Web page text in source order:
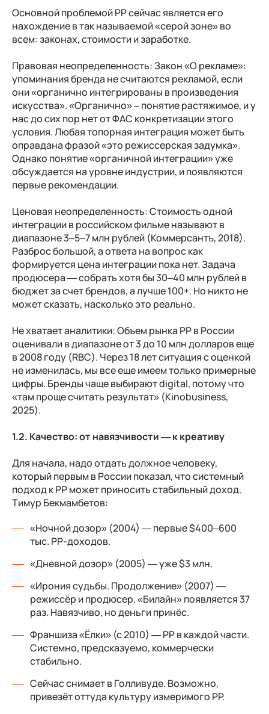
Основной проблемой PP сейчас является его
нахождение в так называемой «серой зоне» во
всем: законах, стоимости и заработке.
Правовая неопределенность:Закон «О рекламе»:
упоминания бренда не считаются рекламой, если
они «органично интегрированы в произведения
искусства». «Органично» – понятие растяжимое, и у
нас до сих пор нет от ФАС конкретизации этого
условия. Любая топорная интеграция может быть
оправдана фразой «это режиссерская задумка».
Однако понятие «органичной интеграции» уже
обсуждается на уровне индустрии, и появляются
первые рекомендации.
Ценовая неопределенность:Стоимость одной
интеграции в российском фильме называют в
диапазоне 3–5–7 млн рублей (Коммерсантъ, 2018).
Разброс большой, а ответа на вопрос как
формируется цена интеграции пока нет. Задача
продюсера — собрать хотя бы 30–40 млн рублей в
бюджет за счет брендов, а лучше 100+. Но никто не
может сказать, насколько это реально.
Не хватает аналитики:Объем рынка PP в России
оценивали в диапазоне от 3 до 10 млн долларов еще
в 2008 году (RBC). Через 18 лет ситуация с оценкой
не изменилась, мы все еще имеем только примерные
цифры. Бренды чаще выбирают digital, потому что
«там проще считать результат» (Kinobusiness,
2025).
1.2. Качество: от навязчивости — к креативу
Для начала, надо отдать должное человеку,
который первым в России показал, что системный
подход к РР может приносить стабильный доход.
Тимур Бекмамбетов:
«Ночной дозор» (2004) — первые $400–600
тыс. PP-доходов.
«Дневной дозор» (2005) — уже $3 млн.
«Ирония судьбы. Продолжение» (2007) —
режиссёр и продюсер. «Билайн» появляется 37
раз. Навязчиво, но деньги принёс.
Франшиза «Ёлки» (с 2010) — PP в каждой части.
Системно, предсказуемо, коммерчески
стабильно.
Сейчас снимает в Голливуде. Возможно,
привезёт оттуда культуру измеримого PP.